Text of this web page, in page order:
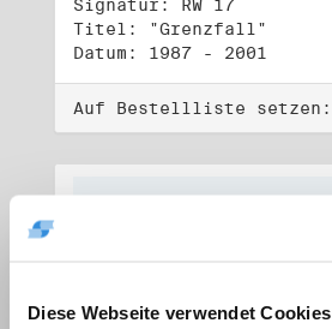
Diese Webseite verwendet Cookies
Signatur: RW 17
Titel: "Grenzfall"
Datum: 1987 - 2001
Auf Bestellliste setzen: